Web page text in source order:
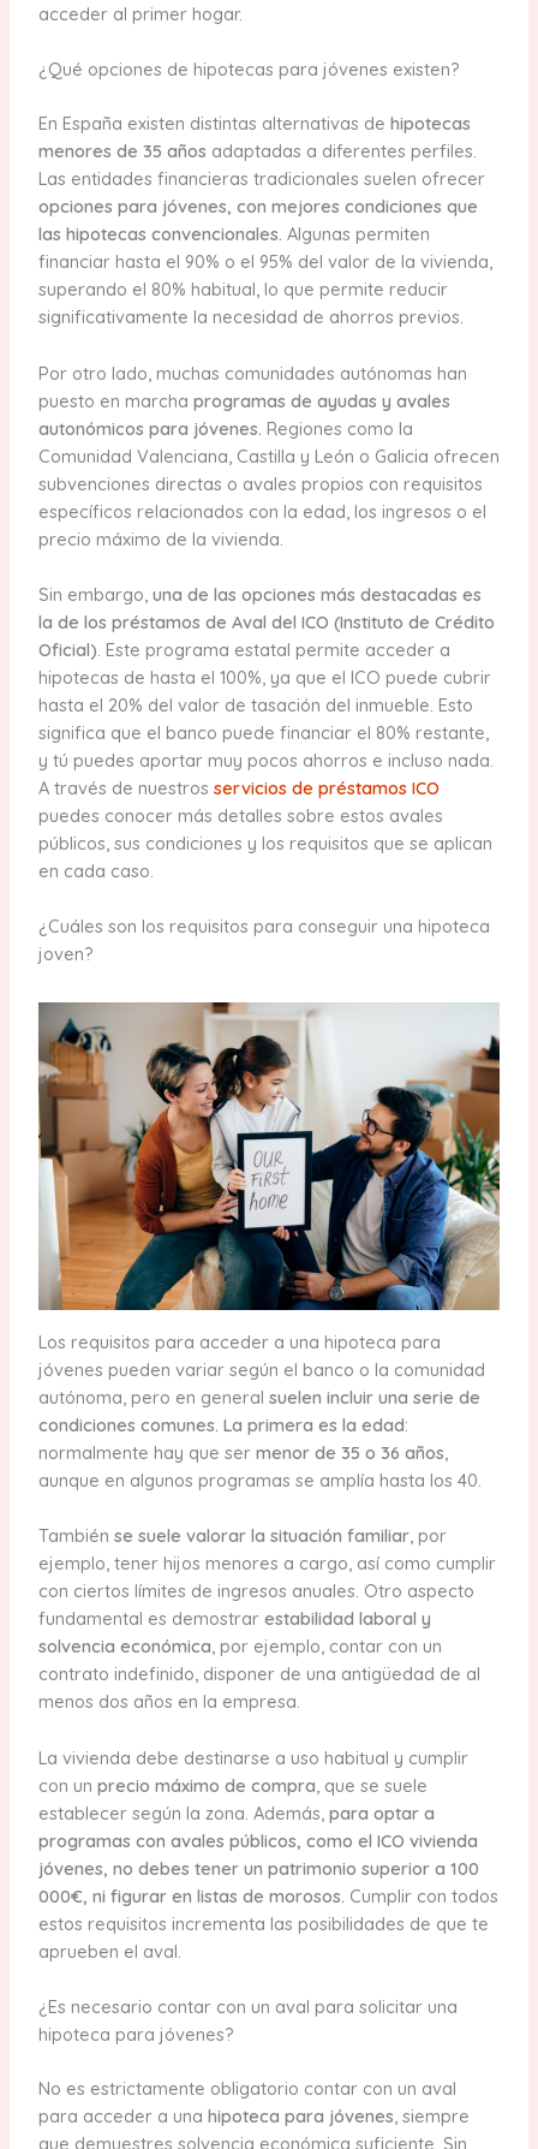
acceder al primer hogar.
¿Qué opciones de hipotecas para jóvenes existen?
En España existen distintas alternativas de hipotecas
menores de 35 años adaptadas a diferentes perfiles.
Las entidades financieras tradicionales suelen ofrecer
opciones para jóvenes, con mejores condiciones que
las hipotecas convencionales. Algunas permiten
financiar hasta el 90% o el 95% del valor de la vivienda,
superando el 80% habitual, lo que permite reducir
significativamente la necesidad de ahorros previos.
Por otro lado, muchas comunidades autónomas han
puesto en marcha programas de ayudas y avales
autonómicos para jóvenes. Regiones como la
Comunidad Valenciana, Castilla y León o Galicia ofrecen
subvenciones directas o avales propios con requisitos
específicos relacionados con la edad, los ingresos o el
precio máximo de la vivienda.
Sin embargo, una de las opciones más destacadas es
la de los préstamos de Aval del ICO (Instituto de Crédito
Oficial). Este programa estatal permite acceder a
hipotecas de hasta el 100%, ya que el ICO puede cubrir
hasta el 20% del valor de tasación del inmueble. Esto
significa que el banco puede financiar el 80% restante,
y tú puedes aportar muy pocos ahorros e incluso nada.
A través de nuestros servicios de préstamos ICO
puedes conocer más detalles sobre estos avales
públicos, sus condiciones y los requisitos que se aplican
en cada caso.
¿Cuáles son los requisitos para conseguir una hipoteca
joven?
Los requisitos para acceder a una hipoteca para
jóvenes pueden variar según el banco o la comunidad
autónoma, pero en general suelen incluir una serie de
condiciones comunes. La primera es la edad:
normalmente hay que ser menor de 35 o 36 años,
aunque en algunos programas se amplía hasta los 40.
También se suele valorar la situación familiar, por
ejemplo, tener hijos menores a cargo, así como cumplir
con ciertos límites de ingresos anuales. Otro aspecto
fundamental es demostrar estabilidad laboral y
solvencia económica, por ejemplo, contar con un
contrato indefinido, disponer de una antigüedad de al
menos dos años en la empresa.
La vivienda debe destinarse a uso habitual y cumplir
con un precio máximo de compra , que se suele
establecer según la zona. Además, para optar a
programas con avales públicos, como el ICO vivienda
jóvenes, no debes tener un patrimonio superior a 100
000€, ni figurar en listas de morosos. Cumplir con todos
estos requisitos incrementa las posibilidades de que te
aprueben el aval.
¿Es necesario contar con un aval para solicitar una
hipoteca para jóvenes?
No es estrictamente obligatorio contar con un aval
para acceder a una hipoteca para jóvenes, siempre
que demuestres solvencia económica suficiente. Sin